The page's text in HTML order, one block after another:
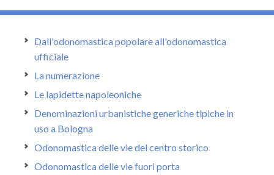
Dall'odonomastica popolare all'odonomastica
ufficiale
La numerazione
Le lapidette napoleoniche
Denominazioni urbanistiche generiche tipiche in
uso a Bologna
Odonomastica delle vie del centro storico
Odonomastica delle vie fuori porta